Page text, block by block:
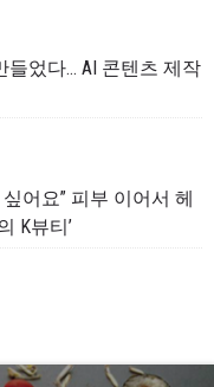
들었다… AI 콘텐츠 제작
어요” 피부 이어서 헤
K뷰티’